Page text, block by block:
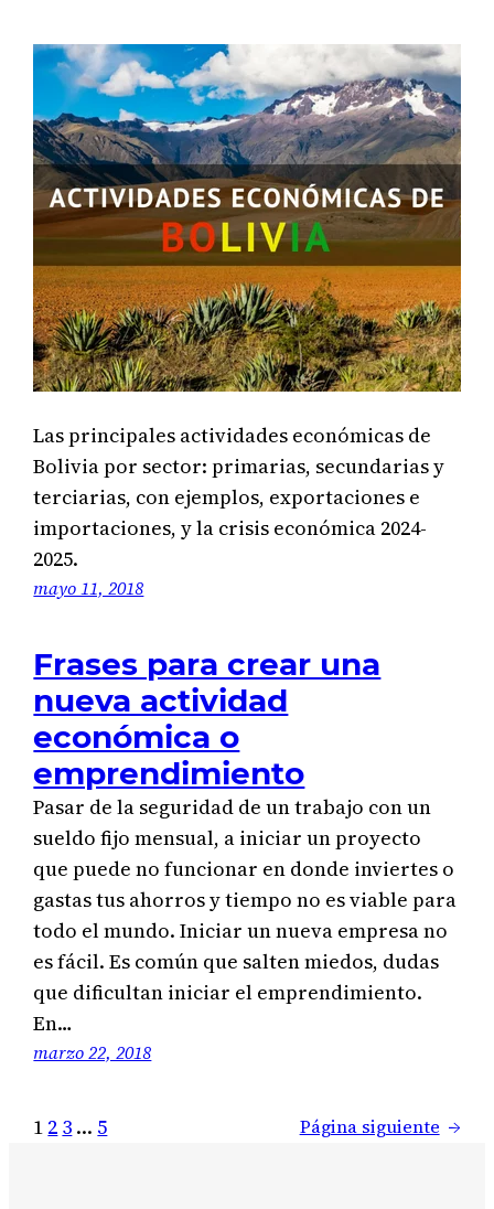
Las principales actividades económicas de
Bolivia por sector: primarias, secundarias y
terciarias, con ejemplos, exportaciones e
importaciones, y la crisis económica 2024-
2025.
mayo 11, 2018
Frases para crear una
nueva actividad
económica o
emprendimiento
Pasar de la seguridad de un trabajo con un
sueldo fijo mensual, a iniciar un proyecto
que puede no funcionar en donde inviertes o
gastas tus ahorros y tiempo no es viable para
todo el mundo. Iniciar un nueva empresa no
es fácil. Es común que salten miedos, dudas
que dificultan iniciar el emprendimiento.
En…
marzo 22, 2018
1 2 3 … 5 Página siguiente →